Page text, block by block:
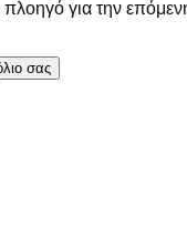
πλοηγό για την